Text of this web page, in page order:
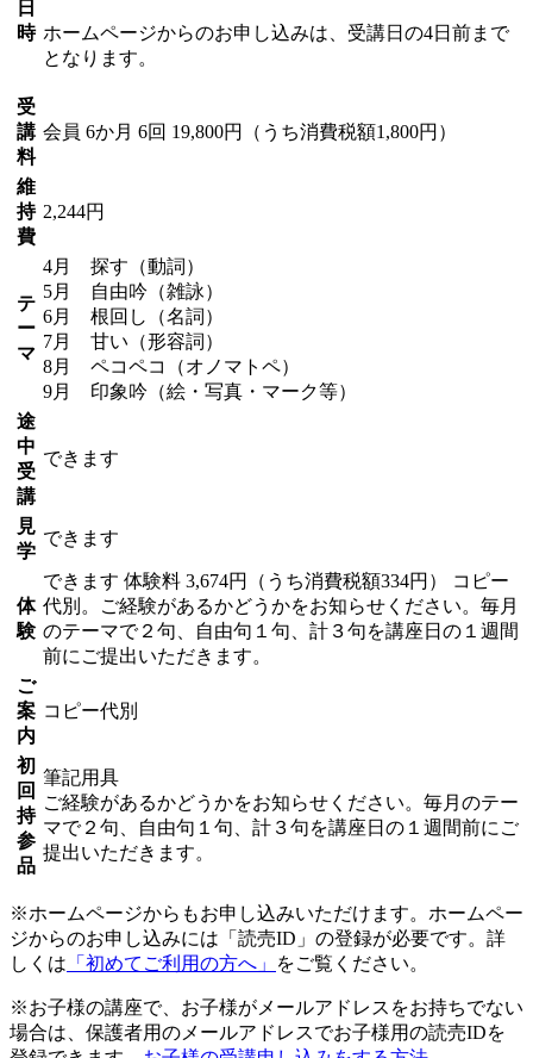
日
時 ホームページからのお申し込みは、受講日の4日前まで
となります。
受
講
料
会員 6か月 6回 19,800円（うち消費税額1,800円）
維
持
費
2,244円
テ
ー
マ
4月 探す（動詞）
5月 自由吟（雑詠）
6月 根回し（名詞）
7月 甘い（形容詞）
8月 ペコペコ（オノマトペ）
9月 印象吟（絵・写真・マーク等）
途
中
受
講
できます
見
学
できます
体
験
できます 体験料 3,674円（うち消費税額334円）
コピー
代別。ご経験があるかどうかをお知らせください。毎月
のテーマで２句、自由句１句、計３句を講座日の１週間
前にご提出いただきます。
ご
案
内
コピー代別
初
回
持
参
品
筆記用具
ご経験があるかどうかをお知らせください。毎月のテー
マで２句、自由句１句、計３句を講座日の１週間前にご
提出いただきます。
※ホームページからもお申し込みいただけます。ホームペー
ジからのお申し込みには「読売ID」の登録が必要です。詳
しくは 「初めてご利用の方へ」 をご覧ください。
※お子様の講座で、お子様がメールアドレスをお持ちでない
場合は、保護者用のメールアドレスでお子様用の読売IDを